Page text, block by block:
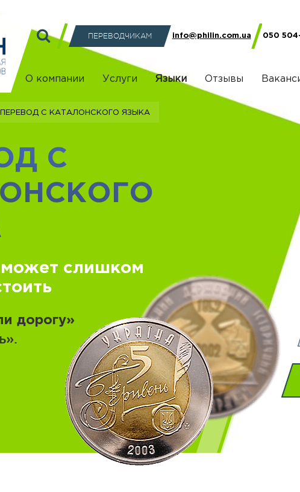
ПЕРЕВОДЧИКАМ info@philin.com.ua 050
О компании Услуги Языки Отзывы
Перевод с каталонского языка
С
слишком
дорогу»